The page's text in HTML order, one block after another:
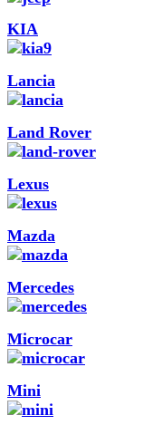
KIA
Lancia
Land Rover
Lexus
Mazda
Mercedes
Microcar
Mini